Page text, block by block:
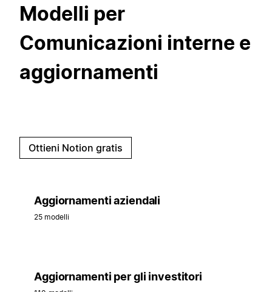
Modelli per
Comunicazioni interne e
aggiornamenti
Ottieni Notion gratis
Aggiornamenti aziendali
25 modelli
Aggiornamenti per gli investitori